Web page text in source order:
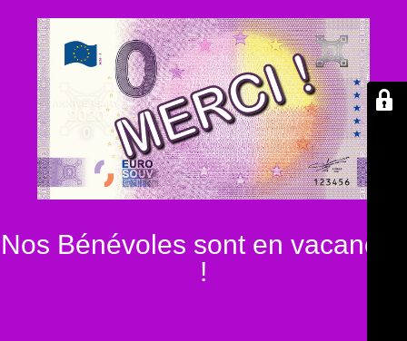
Nos Bénévoles sont en vacances
!